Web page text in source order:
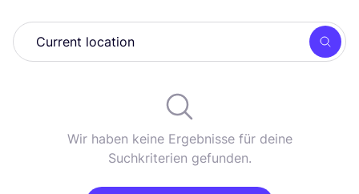
Wir haben keine Ergebnisse für deine
Suchkriterien gefunden.